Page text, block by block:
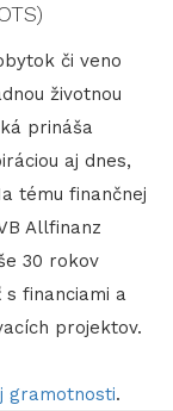
či veno
životnou
prináša
aj dnes,
tému finančnej
Allfinanz
30 rokov
financiami a
projektov.
gramotnosti.